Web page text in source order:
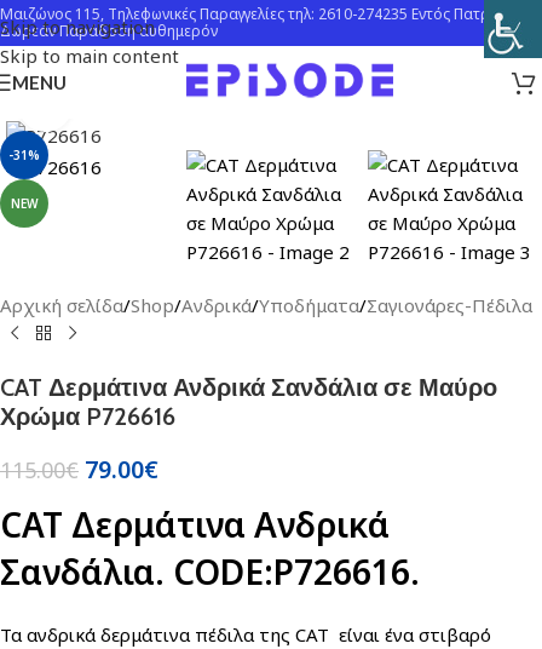
Skip to navigation
Skip to main content
Μαιζώνος 115, Τηλεφωνικές Παραγγελίες τηλ: 2610-274235 Εντός Πατρών
Δωρεάν Παράδοση αυθημερόν
MENU
-31%
NEW
Click to enlarge
Αρχική σελίδα/Shop/Ανδρικά/Υποδήματα/Σαγιονάρες-Πέδιλα
CAT Δερμάτινα Ανδρικά Σανδάλια σε Μαύρο
Χρώμα P726616
115.00€ 79.00€
CAT Δερμάτινα Ανδρικά
Σανδάλια. CODE:P726616.
Τα ανδρικά δερμάτινα πέδιλα της CAT είναι ένα στιβαρό